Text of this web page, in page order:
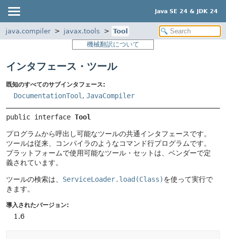
Java SE 24 & JDK 24
java.compiler javax.tools
Tool
機械翻訳について
インタフェース・ツール
既知のすべてのサブインタフェース:
DocumentationTool , JavaCompiler
public interface Tool
プログラムから呼出し可能なツールの共通インタフェースです。
ツールは従来、コンパイラのようなコマンド行プログラムです。
プラットフォームで使用可能なツール・セットは、ベンダーで定
義されています。
ツールの検索は、 ServiceLoader.load(Class)を使って実行で
きます。
導入されたバージョン:
1.6